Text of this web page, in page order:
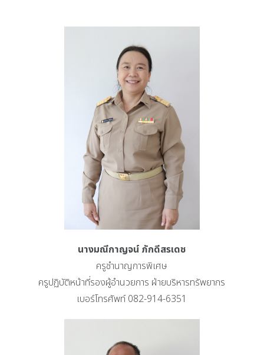
นางมณีกาญจน์ ภักดีสรเดช
ครูชำนาญการพิเศษ
ครูปฏิบัติหน้าที่รองผู้อำนวยการ ฝ่ายบริหารทรัพยากร
เบอร์โทรศัพท์ 082-914-6351